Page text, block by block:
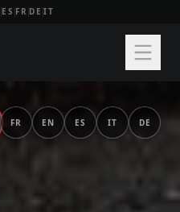
ES FR DE IT
FR EN ES IT DE